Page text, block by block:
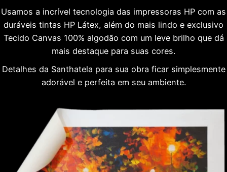
Usamos a incrível tecnologia das impressoras HP com as
duráveis tintas HP Látex, além do mais lindo e exclusivo
Tecido Canvas 100% algodão com um leve brilho que dá
mais destaque para suas cores.
Detalhes da Santhatela para sua obra ficar simplesmente
adorável e perfeita em seu ambiente.